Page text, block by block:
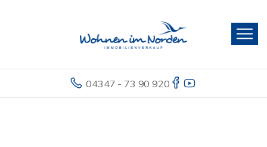
04347 - 73 90 920